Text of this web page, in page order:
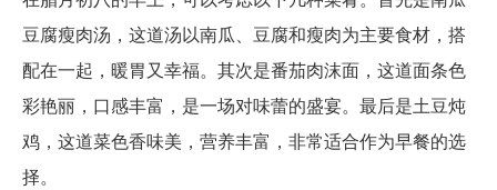
豆腐瘦肉汤，这道汤以南瓜、豆腐和瘦肉为主要食材，搭
配在一起，暖胃又幸福。其次是番茄肉沫面，这道面条色
彩艳丽，口感丰富，是一场对味蕾的盛宴。最后是土豆炖
鸡，这道菜色香味美，营养丰富，非常适合作为早餐的选
择。